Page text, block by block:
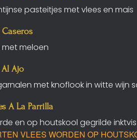
pasteitjes met vlees en mais
Caseros
meloen
Al Ajo
met knoflook in witte wijn
A La Parrilla
en op houtskool gegrilde inktvis
VLEES WORDEN OP